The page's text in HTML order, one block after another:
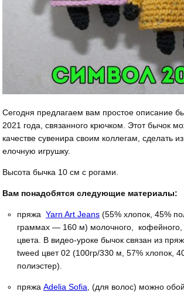
Сегодня предлагаем вам простое описание
2021 года, связанного крючком. Этот бычок
качестве сувенира своим коллегам, сделать
елочную игрушку.
Высота бычка 10 см с рогами.
Вам понадобятся следующие материалы:
пряжа Yarn Art Jeans(55% хлопок, 45%
граммах — 160 м) молочного, кофейного,
цвета. В видео-уроке бычок связан из
tweed цвет 02 (100гр/330 м, 57% хлопок,
полиэстер).
пряжа Adelia Sofia , (для волос) можно